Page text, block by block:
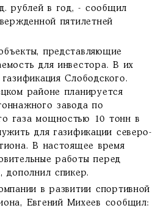
рублей в год, - сообщил
пятилетней
представляющие
для инвестора. В их
Слободского.
районе планируется
завода по
газа мощностью 10 тонн в
для газификации северо-
В настоящее время
работы перед
дополнил спикер.
в развитии спортивной
Евгений Михеев сообщил: